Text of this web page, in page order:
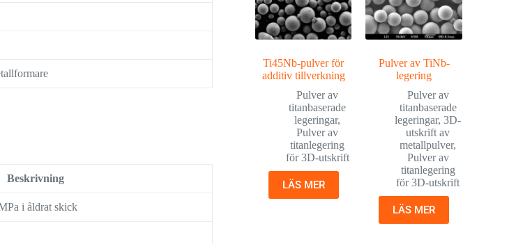
Beskrivning
i åldrat skick
Ti45Nb-pulver för
additiv tillverkning
Pulver av
titanbaserade
legeringar,
Pulver av
titanlegering
för 3D-utskrift
LÄS MER
Pulver av TiNb-
legering
Pulver av
titanbaserade
legeringar,3D-
utskrift av
metallpulver,
Pulver av
titanlegering
för 3D-utskrift
LÄS MER